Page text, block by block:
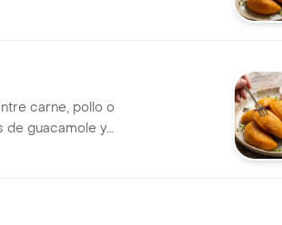
carne, pollo o
de guacamole y